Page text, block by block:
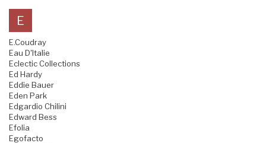
E
E.Coudray
Eau D'Italie
Eclectic Collections
Ed Hardy
Eddie Bauer
Eden Park
Edgardio Chilini
Edward Bess
Efolia
Egofacto